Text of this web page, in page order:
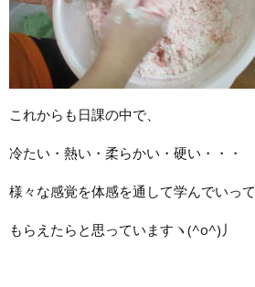
これからも日課の中で、
冷たい・熱い・柔らかい・硬い・・・
様々な感覚を体感を通して学んでいって
もらえたらと思っていますヽ(^o^)丿